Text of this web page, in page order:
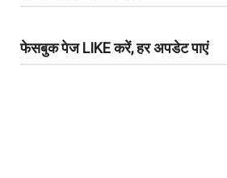
फेसबुक पेज LIKE करें, हर अपडेट पाएं